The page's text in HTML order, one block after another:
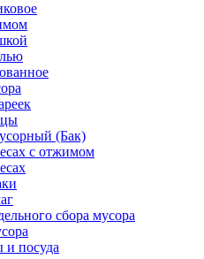
(Бак)
с отжимом
сбора мусора
посуда